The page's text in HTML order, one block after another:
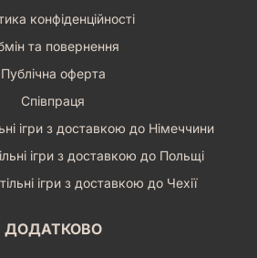
конфіденційності
та повернення
Публічна оферта
Співпраця
ігри з доставкою до Німеччини
ігри з доставкою до Польщі
ігри з доставкою до Чехії
ДОДАТКОВО